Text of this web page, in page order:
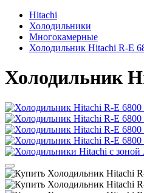
Hitachi
Холодильники
Многокамерные
Холодильник Hitachi R-E
Холодильник